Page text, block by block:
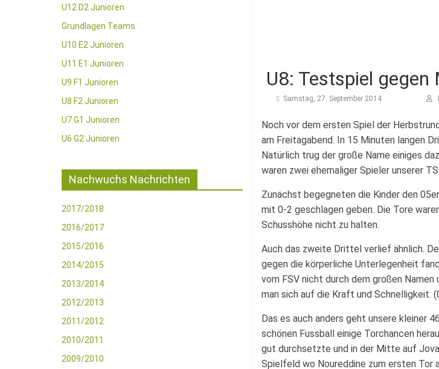
U8: Testspiel gegen
Samstag, 27. September 2014
Noch vor dem ersten Spiel der
am Freitagabend. In 15 Minuten langen
Natürlich trug der große Name einiges
waren zwei ehemaliger Spieler unserer
Zunächst begegneten die Kinder den
mit 0-2 geschlagen geben. Die Tore
Schusshöhe nicht zu halten.
Auch das zweite Drittel verlief ähnlich.
gegen die körperliche Unterlegenheit
vom FSV nicht durch dem großen
man sich auf die Kraft und Schnelligkeit.
Das es auch anders geht unsere kleiner
schönen Fussball einige Torchancen
gut durchsetzte und in der Mitte auf
Spielfeld wo Noureddine zum ersten Tor
U12 D2 Junioren
Grundlagen Teams
U10 E2 Junioren
U11 E1 Junioren
U9 F1 Junioren
U8 F2 Junioren
U7 G1 Junioren
U6 G2 Junioren
Nachwuchs Nachrichten
2017/2018
2016/2017
2015/2016
2014/2015
2013/2014
2012/2013
2011/2012
2010/2011
2009/2010